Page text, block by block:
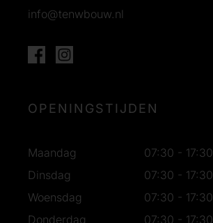
info@tenwbouw.nl
OPENINGSTIJDEN
Maandag
07:30 - 17:30
Dinsdag
07:30 - 17:30
Woensdag
07:30 - 17:30
Donderdag
07:30 - 17:30